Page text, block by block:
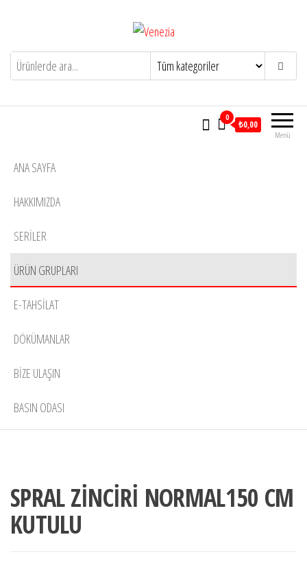
Venezia Yaşam için tasarlandı
Menü
0
₺0,00
ANA SAYFA
HAKKIMIZDA
SERİLER
ÜRÜN GRUPLARI
E-TAHSILAT
DÖKÜMANLAR
BIZE ULAŞIN
BASIN ODASI
SPRAL ZİNCİRİ NORMAL150 CM
KUTULU